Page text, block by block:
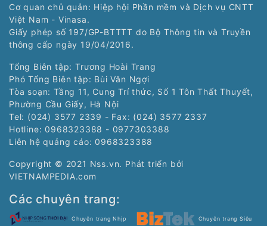
Cơ quan chủ quản: Hiệp hội Phần mềm và Dịch vụ CNTT
Việt Nam - Vinasa.
Giấy phép số 197/GP-BTTTT do Bộ Thông tin và Truyền
thông cấp ngày 19/04/2016.
Tổng Biên tập: Trương Hoài Trang
Phó Tổng Biên tập: Bùi Văn Ngợi
Tòa soạn: Tầng 11, Cung Trí thức, Số 1 Tôn Thất Thuyết,
Phường Cầu Giấy, Hà Nội
Tel: (024) 3577 2339 - Fax: (024) 3577 2337
Hotline: 0968323388 - 0977303388
Liên hệ quảng cáo: 0968323388
Copyright © 2021 Nss.vn. Phát triển bởi
VIETNAMPEDIA.com
Các chuyên trang:
Chuyên trang Nhịp Chuyên trang Siêu